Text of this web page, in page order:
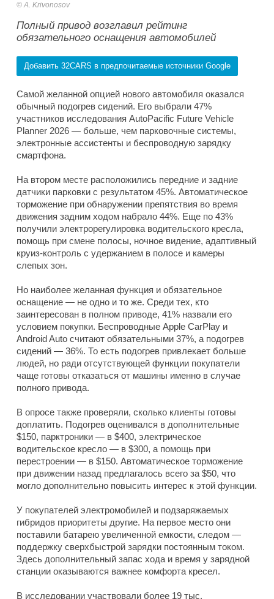
A. Krivonosov
Полный привод возглавил рейтинг
обязательного оснащения автомобилей
Добавить 32CARS в предпочитаемые источники Google
Самой желанной опцией нового автомобиля оказался
обычный подогрев сидений. Его выбрали 47%
участников исследования AutoPacific Future Vehicle
Planner 2026 — больше, чем парковочные системы,
электронные ассистенты и беспроводную зарядку
смартфона.
На втором месте расположились передние и задние
датчики парковки с результатом 45%. Автоматическое
торможение при обнаружении препятствия во время
движения задним ходом набрало 44%. Еще по 43%
получили электрорегулировка водительского кресла,
помощь при смене полосы, ночное видение, адаптивный
круиз-контроль с удержанием в полосе и камеры
слепых зон.
Но наиболее желанная функция и обязательное
оснащение — не одно и то же. Среди тех, кто
заинтересован в полном приводе, 41% назвали его
условием покупки. Беспроводные Apple CarPlay и
Android Auto считают обязательными 37%, а подогрев
сидений — 36%. То есть подогрев привлекает больше
людей, но ради отсутствующей функции покупатели
чаще готовы отказаться от машины именно в случае
полного привода.
В опросе также проверяли, сколько клиенты готовы
доплатить. Подогрев оценивался в дополнительные
$150, парктроники — в $400, электрическое
водительское кресло — в $300, а помощь при
перестроении — в $150. Автоматическое торможение
при движении назад предлагалось всего за $50, что
могло дополнительно повысить интерес к этой функции.
У покупателей электромобилей и подзаряжаемых
гибридов приоритеты другие. На первое место они
поставили батарею увеличенной емкости, следом —
поддержку сверхбыстрой зарядки постоянным током.
Здесь дополнительный запас хода и время у зарядной
станции оказываются важнее комфорта кресел.
В исследовании участвовали более 19 тыс.